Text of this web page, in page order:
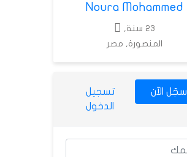
Noura Mohammed
23 سنة,
المنصورة, مصر
سجّل الآن
تسجيل
الدخول